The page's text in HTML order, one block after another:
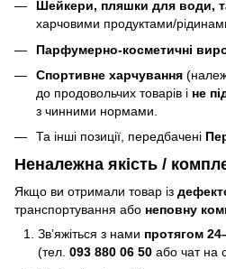
Шейкери, пляшки для води,
харчовими продуктами/
Парфумерно-косметичні
Спортивне харчування
до продовольчих товарів і не
з чинними нормами.
Та інші позиції, передбачені
Неналежна якість /
Якщо ви отримали товар із
транспортування або неповну
Зв’яжіться з нами протягом
(тел. 093 880 06 50 або чат на